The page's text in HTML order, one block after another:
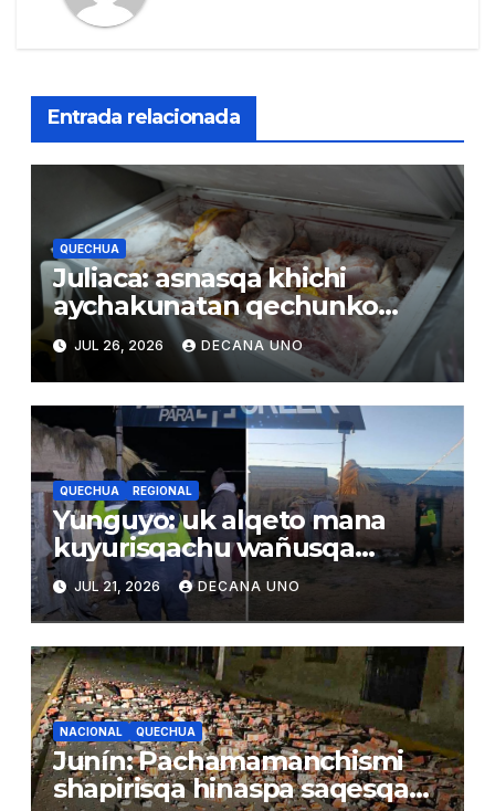
Entrada relacionada
QUECHUA
Juliaca: asnasqa khichi
aychakunatan qechunko
qhatuna wasikunamanta
JUL 26, 2026 DECANA UNO
QUECHUA REGIONAL
Yunguyo: uk alqeto mana
kuyurisqachu wañusqa
uywaqnimpaq larunmanta
JUL 21, 2026 DECANA UNO
NACIONAL QUECHUA
Junín: Pachamamanchismi
shapirisqa hinaspa saqesqa